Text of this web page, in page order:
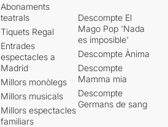
Abonaments
teatrals
Tiquets Regal
Entrades
espectacles a
Madrid
Millors monòlegs
Millors musicals
Millors espectacles
familiars
Descompte El
Mago Pop 'Nada
es imposible'
Descompte Ànima
Descompte
Mamma mia
Descompte
Germans de sang